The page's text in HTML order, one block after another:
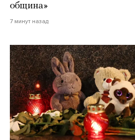
община»
7 минут назад